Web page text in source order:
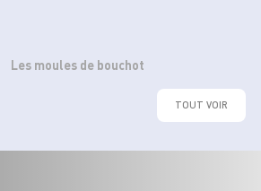
Les moules de bouchot
TOUT VOIR